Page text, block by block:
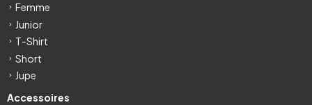
Femme
Junior
T-Shirt
Short
Jupe
Accessoires